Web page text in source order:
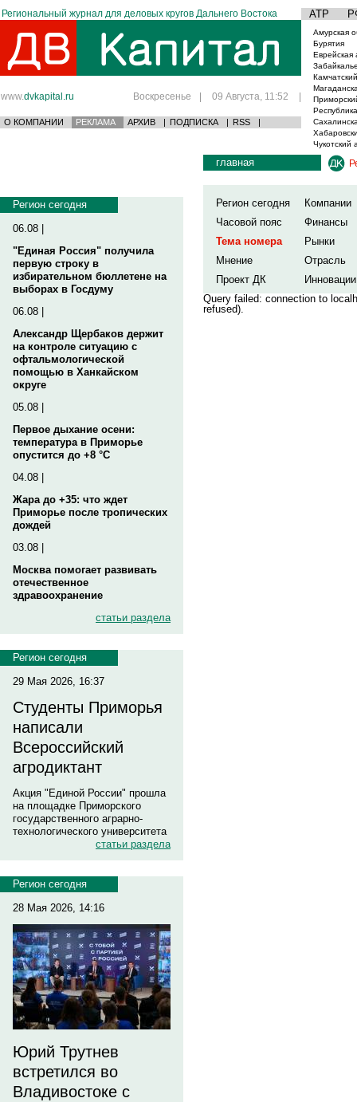
Региональный журнал для деловых кругов Дальнего Востока АТР
www.dvkapital.ru Воскресенье | 09 Августа, 11:52 |
О КОМПАНИИ РЕКЛАМА АРХИВ | ПОДПИСКА | RSS |
Амурская
Бурятия
Еврейская
Чукотский
Регион сегодня
06.08 |
"Единая Россия" получила
первую строку в
избирательном бюллетене на
выборах в Госдуму
06.08 |
Александр Щербаков держит
на контроле ситуацию с
офтальмологической
помощью в Ханкайском
округе
05.08 |
Первое дыхание осени:
температура в Приморье
опустится до +8 °C
04.08 |
Жара до +35: что ждет
Приморье после тропических
дождей
03.08 |
Москва помогает развивать
отечественное
здравоохранение
статьи раздела
Регион сегодня
29 Мая 2026, 16:37
Студенты Приморья
написали
Всероссийский
агродиктант
Акция "Единой России" прошла
на площадке Приморского
государственного аграрно-
технологического университета
статьи раздела
Регион сегодня
28 Мая 2026, 14:16
Юрий Трутнев
встретился во
Владивостоке с
главная
Регион сегодня
Компании
Часовой пояс
Финансы
Тема номера
Рынки
Мнение
Отрасль
Проект ДК
Инновации
Query failed: connection to
refused).